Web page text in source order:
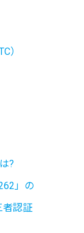
）
?
」の
者認証